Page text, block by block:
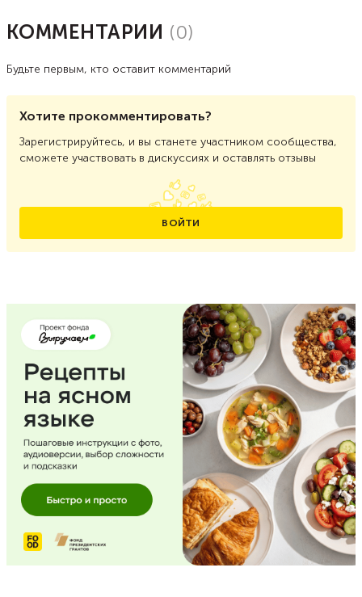
КОММЕНТАРИИ (0)
Будьте первым, кто оставит комментарий
Хотите прокомментировать?
Зарегистрируйтесь, и вы станете участником сообщества,
сможете участвовать в дискуссиях и оставлять отзывы
ВОЙТИ